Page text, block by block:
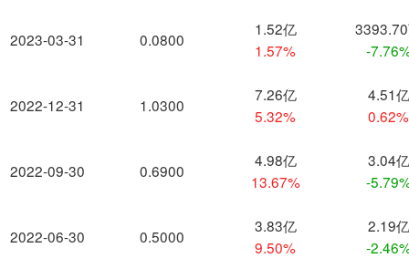
2023-03-31
2022-12-31
2022-09-30
2022-06-30
0.0800
1.52亿
1.57%
-
1.0300
7.26亿
5.32%
4.51亿
0.62%
0.6900
4.98亿
13.67%
3.04亿
-
0.5000
3.83亿
9.50%
2.19亿
-